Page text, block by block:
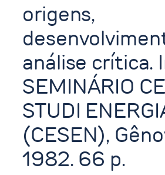
origens,
análise crítica.
SEMINÁRIO
STUDI
(CESEN),
1982. 66 p.